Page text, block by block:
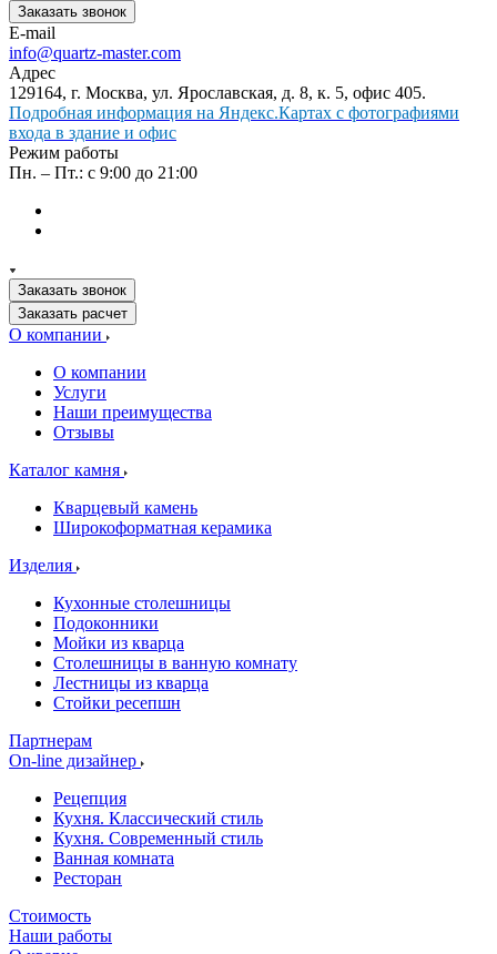
Заказать звонок
E-mail
info@quartz-master.com
Адрес
129164, г. Москва, ул. Ярославская, д. 8, к. 5, офис 405.
Подробная информация на Яндекс.Картах с фотографиями
входа в здание и офис
Режим работы
Пн. – Пт.: с 9:00 до 21:00
Заказать звонок
Заказать расчет
О компании
О компании
Услуги
Наши преимущества
Отзывы
Каталог камня
Кварцевый камень
Широкоформатная керамика
Изделия
Кухонные столешницы
Подоконники
Мойки из кварца
Столешницы в ванную комнату
Лестницы из кварца
Стойки ресепшн
Партнерам
On-line дизайнер
Рецепция
Кухня. Классический стиль
Кухня. Современный стиль
Ванная комната
Ресторан
Стоимость
Наши работы